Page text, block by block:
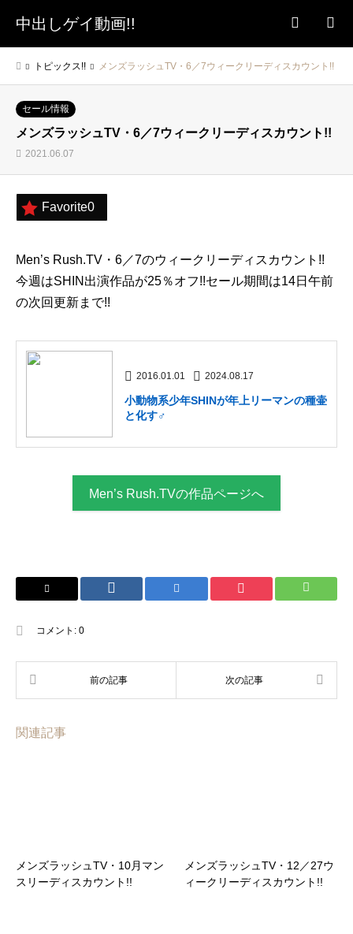
中出しゲイ動画!!
トピックス!! メンズラッシュTV・6／7ウィークリーディスカウント!!
セール情報
メンズラッシュTV・6／7ウィークリーディスカウント!!
2021.06.07
Favorite0
Men’s Rush.TV・6／7のウィークリーディスカウント!!
今週はSHIN出演作品が25％オフ!!セール期間は14日午前
の次回更新まで!!
2016.01.01 2024.08.17
小動物系少年SHINが年上リーマンの種壷
と化す♂
Men’s Rush.TVの作品ページへ
コメント: 0
関連記事
メンズラッシュTV・10月マン
スリーディスカウント!!
メンズラッシュTV・12／27ウ
ィークリーディスカウント!!